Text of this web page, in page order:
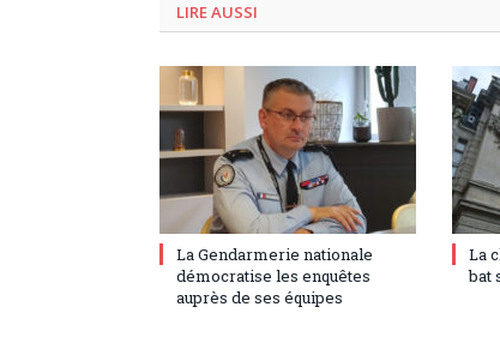
LIRE AUSSI
27 juillet 2023 0
La Gendarmerie nationale
démocratise les enquêtes
auprès de ses équipes
17
La
bat